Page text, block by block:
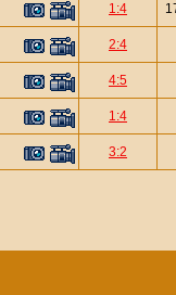
1:4
2:4
4:5
1:4
3:2